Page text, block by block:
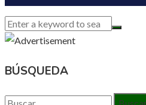
BÚSQUEDA
Buscar: